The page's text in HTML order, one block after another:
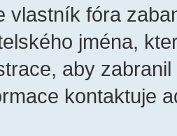
vlastník fóra
jména,
aby
kontaktuje